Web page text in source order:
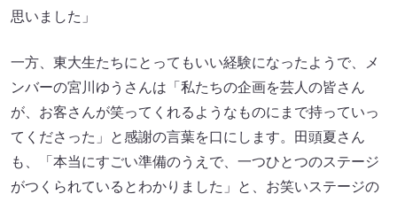
思いました」
一方、東大生たちにとってもいい経験になったようで、メ
ンバーの宮川ゆうさんは「私たちの企画を芸人の皆さん
が、お客さんが笑ってくれるようなものにまで持っていっ
てくださった」と感謝の言葉を口にします。田頭夏さん
も、「本当にすごい準備のうえで、一つひとつのステージ
がつくられているとわかりました」と、お笑いステージの